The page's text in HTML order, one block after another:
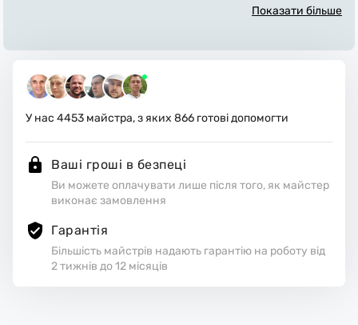
питання по «ремонт газового котла tiberis». Ми зв'яжемося
навці стежать за чистотою та прибирають робоче місце.
Показати більше
У нас 4453 майстра, з яких 866 готові допомогти
Ваші гроші в безпеці
Ви можете оплачувати лише після того, як майстер
виконає замовлення
Гарантія
Більшість майстрів надають гарантію на роботу від
2 тижнів до 12 місяців